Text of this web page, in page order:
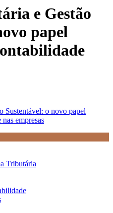
e Gestão
papel
Sustentável: o novo papel
empresas
Tributária